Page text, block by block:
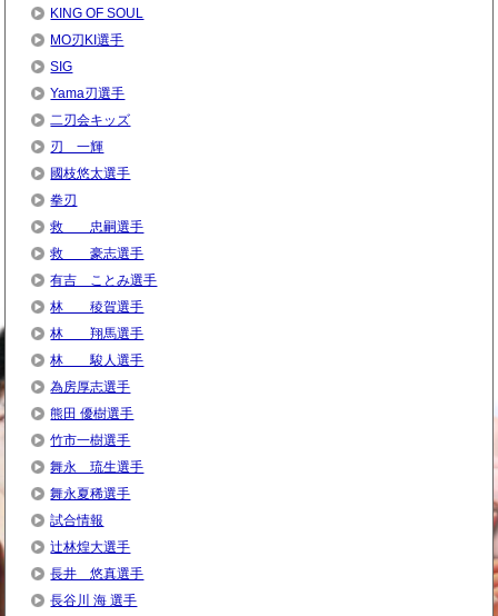
KING OF SOUL
MO刃KI選手
SIG
Yama刃選手
二刃会キッズ
刃 一輝
國枝悠太選手
拳刃
救 忠嗣選手
救 豪志選手
有吉 ことみ選手
林 稜賀選手
林 翔馬選手
林 駿人選手
為房厚志選手
熊田 優樹選手
竹市一樹選手
舞永 琉生選手
舞永夏稀選手
試合情報
辻林煌大選手
長井 悠真選手
長谷川 海 選手